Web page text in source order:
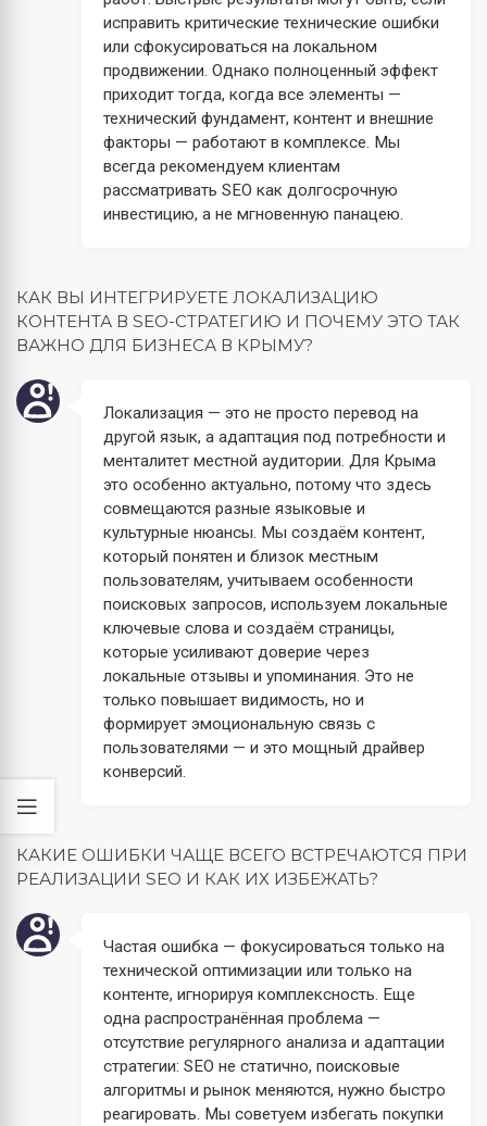
исправить критические технические ошибки
или сфокусироваться на локальном
продвижении. Однако полноценный эффект
приходит тогда, когда все элементы —
технический фундамент, контент и внешние
факторы — работают в комплексе. Мы
всегда рекомендуем клиентам
рассматривать SEO как долгосрочную
инвестицию, а не мгновенную панацею.
КАК ВЫ ИНТЕГРИРУЕТЕ ЛОКАЛИЗАЦИЮ
КОНТЕНТА В SEO-СТРАТЕГИЮ И ПОЧЕМУ ЭТО ТАК
ВАЖНО ДЛЯ БИЗНЕСА В КРЫМУ?
Локализация — это не просто перевод на
другой язык, а адаптация под потребности и
менталитет местной аудитории. Для Крыма
это особенно актуально, потому что здесь
совмещаются разные языковые и
культурные нюансы. Мы создаём контент,
который понятен и близок местным
пользователям, учитываем особенности
поисковых запросов, используем локальные
ключевые слова и создаём страницы,
которые усиливают доверие через
локальные отзывы и упоминания. Это не
только повышает видимость, но и
формирует эмоциональную связь с
пользователями — и это мощный драйвер
конверсий.
КАКИЕ ОШИБКИ ЧАЩЕ ВСЕГО ВСТРЕЧАЮТСЯ ПРИ
РЕАЛИЗАЦИИ SEO И КАК ИХ ИЗБЕЖАТЬ?
Частая ошибка — фокусироваться только на
технической оптимизации или только на
контенте, игнорируя комплексность. Еще
одна распространённая проблема —
отсутствие регулярного анализа и адаптации
стратегии: SEO не статично, поисковые
алгоритмы и рынок меняются, нужно быстро
реагировать. Мы советуем избегать покупки